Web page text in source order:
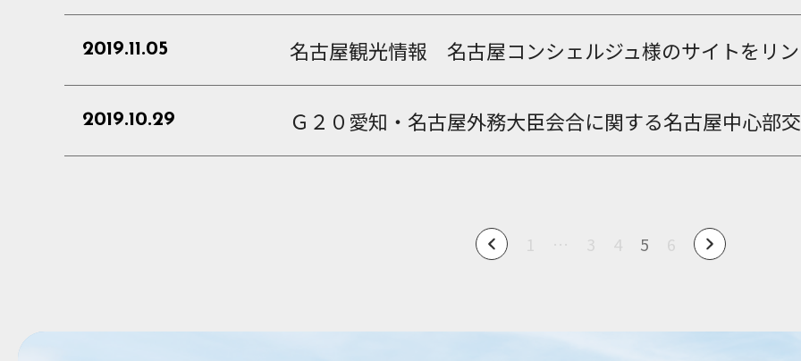
2019.11.05 名古屋観光情報 名古屋コンシェルジュ様のサイトをリ
2019.10.29 Ｇ２０愛知・名古屋外務大臣会合に関する名古屋中心部
1 … 3 4 5 6